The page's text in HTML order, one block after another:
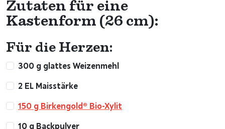
Zutaten für eine
Kastenform (26 cm):
Für die Herzen:
300 g glattes Weizenmehl
2 EL Maisstärke
150 g Birkengold® Bio-Xylit
10 g Backpulver